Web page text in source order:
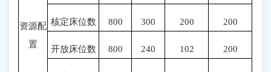
资源配
置
核定床位数 800 300 200 200
开放床位数 800 240 102 200